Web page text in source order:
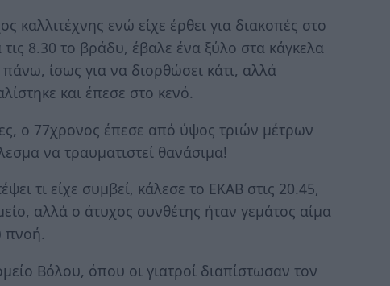
καλλιτέχνης ενώ είχε έρθει για διακοπές στο
8.30 το βράδυ, έβαλε ένα ξύλο στα κάγκελα
ίσως για να διορθώσει κάτι, αλλά
και έπεσε στο κενό.
ο 77χρονος έπεσε από ύψος τριών μέτρων
να τραυματιστεί θανάσιμα!
τι είχε συμβεί, κάλεσε το ΕΚΑΒ στις 20.45,
αλλά ο άτυχος συνθέτης ήταν γεμάτος αίμα
πνοή.
Βόλου, όπου οι γιατροί διαπίστωσαν τον